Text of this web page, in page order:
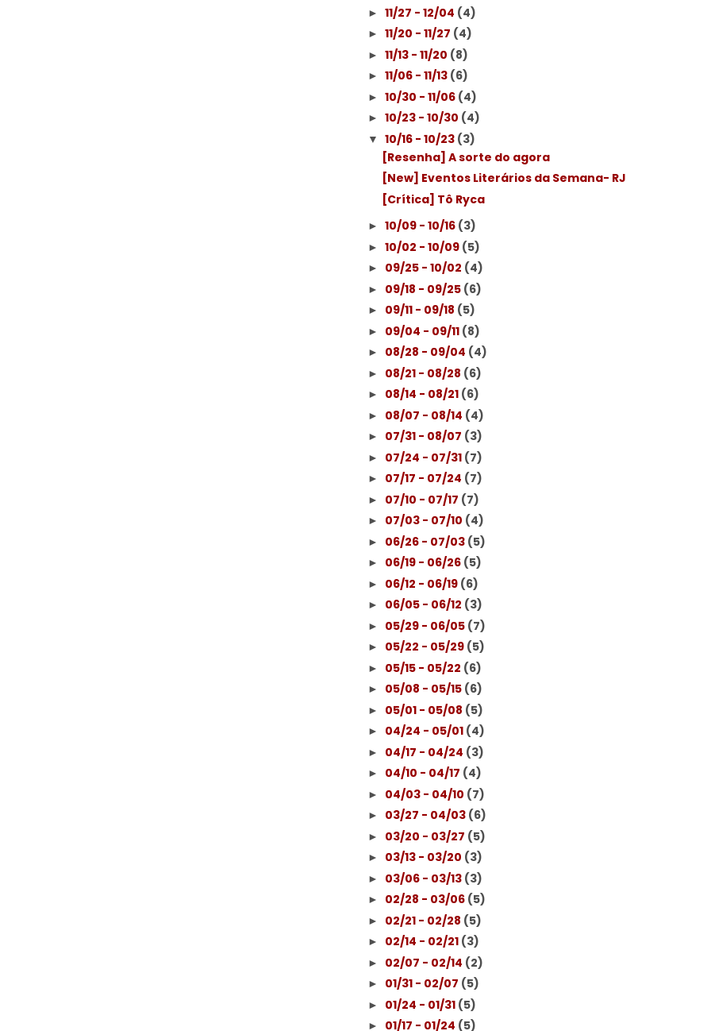
►11/27 - 12/04 (4)
►11/20 - 11/27 (4)
►11/13 - 11/20 (8)
►11/06 - 11/13 (6)
►10/30 - 11/06 (4)
►10/23 - 10/30 (4)
▼10/16 - 10/23 (3)
[Resenha] A sorte do agora
[New] Eventos Literários da Semana- RJ
[Crítica] Tô Ryca
►10/09 - 10/16 (3)
►10/02 - 10/09 (5)
► 09/25 - 10/02 (4)
► 09/18 - 09/25 (6)
► 09/11 - 09/18 (5)
► 09/04 - 09/11 (8)
► 08/28 - 09/04 (4)
► 08/21 - 08/28 (6)
► 08/14 - 08/21 (6)
► 08/07 - 08/14 (4)
► 07/31 - 08/07 (3)
► 07/24 - 07/31 (7)
► 07/17 - 07/24 (7)
► 07/10 - 07/17 (7)
► 07/03 - 07/10 (4)
► 06/26 - 07/03 (5)
► 06/19 - 06/26 (5)
► 06/12 - 06/19 (6)
► 06/05 - 06/12 (3)
► 05/29 - 06/05 (7)
► 05/22 - 05/29 (5)
► 05/15 - 05/22 (6)
► 05/08 - 05/15 (6)
► 05/01 - 05/08 (5)
► 04/24 - 05/01 (4)
► 04/17 - 04/24 (3)
► 04/10 - 04/17 (4)
► 04/03 - 04/10 (7)
► 03/27 - 04/03 (6)
► 03/20 - 03/27 (5)
► 03/13 - 03/20 (3)
► 03/06 - 03/13 (3)
► 02/28 - 03/06 (5)
► 02/21 - 02/28 (5)
► 02/14 - 02/21 (3)
► 02/07 - 02/14 (2)
► 01/31 - 02/07 (5)
► 01/24 - 01/31 (5)
► 01/17 - 01/24 (5)